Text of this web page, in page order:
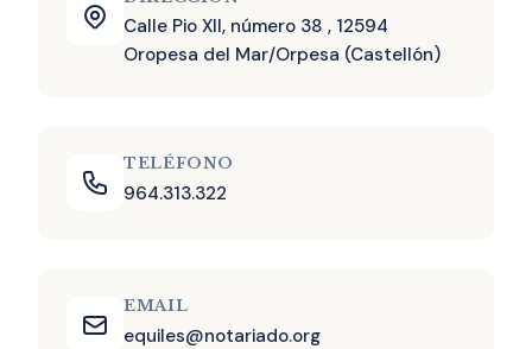
Calle Pio XII, número 38 , 12594
Oropesa del Mar/Orpesa (Castellón)
TELÉFONO
964.313.322
EMAIL
equiles@notariado.org